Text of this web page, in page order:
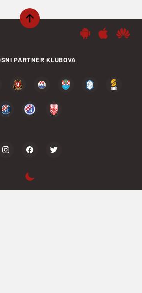
PARTNER KLUBOVA